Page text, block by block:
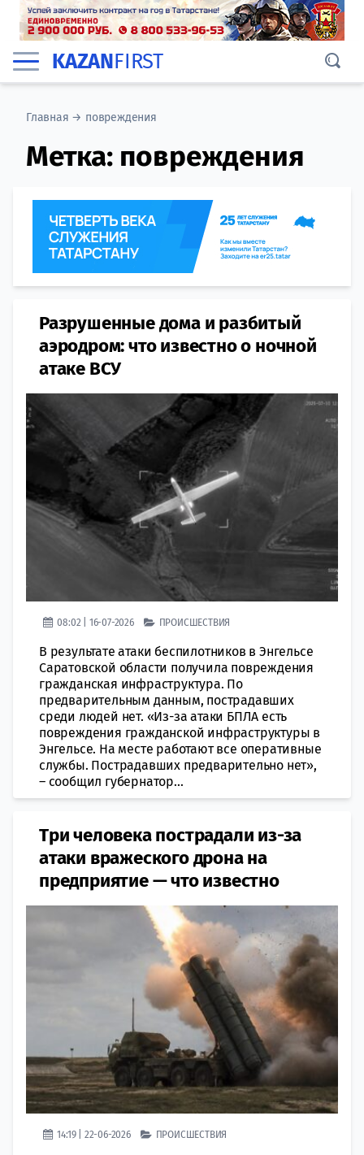
KAZANFIRST
Главная → повреждения
Метка: повреждения
Разрушенные дома и разбитый
аэродром: что известно о ночной
атаке ВСУ
08:02 | 16-07-2026 ПРОИСШЕСТВИЯ
В результате атаки беспилотников в Энгельсе
Саратовской области получила повреждения
гражданская инфраструктура. По
предварительным данным, пострадавших
среди людей нет. «Из-за атаки БПЛА есть
повреждения гражданской инфраструктуры в
Энгельсе. На месте работают все оперативные
службы. Пострадавших предварительно нет»,
– сообщил губернатор...
Три человека пострадали из-за
атаки вражеского дрона на
предприятие — что известно
14:19 | 22-06-2026 ПРОИСШЕСТВИЯ